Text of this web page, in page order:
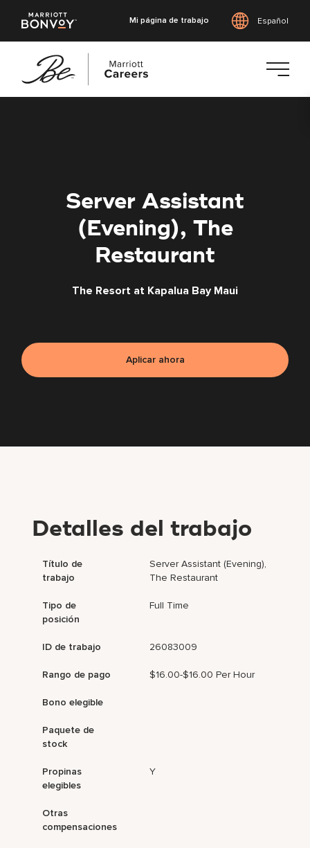
Mi página de trabajo Español
Server Assistant
(Evening), The
Restaurant
The Resort at Kapalua Bay Maui
Aplicar ahora
Detalles del trabajo
Título de
trabajo
Server Assistant (Evening),
The Restaurant
Tipo de
posición
Full Time
ID de trabajo 26083009
Rango de pago $16.00-$16.00 Per Hour
Bono elegible
Paquete de
stock
Propinas
elegibles
Y
Otras
compensaciones